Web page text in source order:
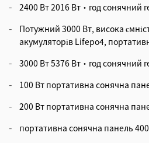
2400 Вт 2016 Вт·год сонячний
Потужний 3000 Вт, висока
акумуляторів Lifepo4,
кілька варіантів вихідних
потреби в установці
3000 Вт 5376 Вт·год сонячний
100 Вт портативна сонячна
200 Вт портативна сонячна
портативна сонячна панель